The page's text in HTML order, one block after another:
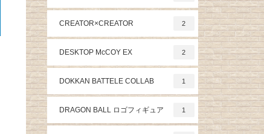
CREATOR×CREATOR 2
DESKTOP McCOY EX 2
DOKKAN BATTELE COLLAB 1
DRAGON BALL ロゴフィギュア 1